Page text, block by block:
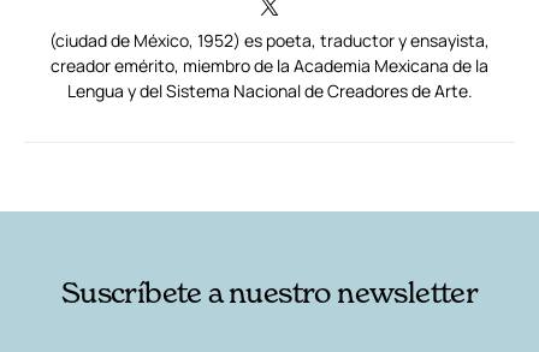
(ciudad de México, 1952) es poeta, traductor y ensayista,
creador emérito, miembro de la Academia Mexicana de la
Lengua y del Sistema Nacional de Creadores de Arte.
Suscríbete a nuestro newsletter